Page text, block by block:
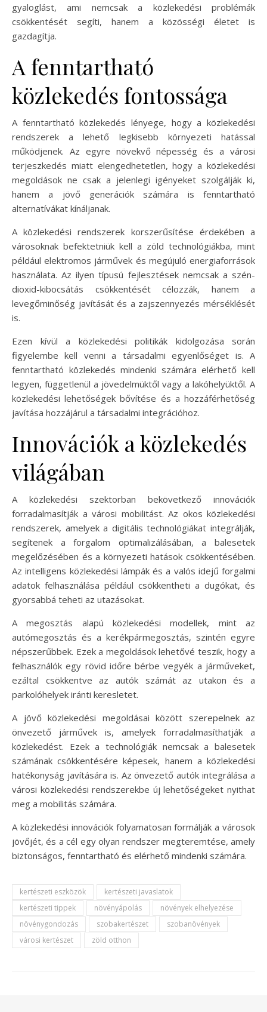
gyaloglást, ami nemcsak a közlekedési problémák
csökkentését segíti, hanem a közösségi életet is
gazdagítja.
A fenntartható
közlekedés fontossága
A fenntartható közlekedés lényege, hogy a közlekedési
rendszerek a lehető legkisebb környezeti hatással
működjenek. Az egyre növekvő népesség és a városi
terjeszkedés miatt elengedhetetlen, hogy a közlekedési
megoldások ne csak a jelenlegi igényeket szolgálják ki,
hanem a jövő generációk számára is fenntartható
alternatívákat kínáljanak.
A közlekedési rendszerek korszerűsítése érdekében a
városoknak befektetniük kell a zöld technológiákba, mint
például elektromos járművek és megújuló energiaforrások
használata. Az ilyen típusú fejlesztések nemcsak a szén-
dioxid-kibocsátás csökkentését célozzák, hanem a
levegőminőség javítását és a zajszennyezés mérséklését
is.
Ezen kívül a közlekedési politikák kidolgozása során
figyelembe kell venni a társadalmi egyenlőséget is. A
fenntartható közlekedés mindenki számára elérhető kell
legyen, függetlenül a jövedelmüktől vagy a lakóhelyüktől. A
közlekedési lehetőségek bővítése és a hozzáférhetőség
javítása hozzájárul a társadalmi integrációhoz.
Innovációk a közlekedés
világában
A közlekedési szektorban bekövetkező innovációk
forradalmasítják a városi mobilitást. Az okos közlekedési
rendszerek, amelyek a digitális technológiákat integrálják,
segítenek a forgalom optimalizálásában, a balesetek
megelőzésében és a környezeti hatások csökkentésében.
Az intelligens közlekedési lámpák és a valós idejű forgalmi
adatok felhasználása például csökkentheti a dugókat, és
gyorsabbá teheti az utazásokat.
A megosztás alapú közlekedési modellek, mint az
autómegosztás és a kerékpármegosztás, szintén egyre
népszerűbbek. Ezek a megoldások lehetővé teszik, hogy a
felhasználók egy rövid időre bérbe vegyék a járműveket,
ezáltal csökkentve az autók számát az utakon és a
parkolóhelyek iránti keresletet.
A jövő közlekedési megoldásai között szerepelnek az
önvezető járművek is, amelyek forradalmasíthatják a
közlekedést. Ezek a technológiák nemcsak a balesetek
számának csökkentésére képesek, hanem a közlekedési
hatékonyság javítására is. Az önvezető autók integrálása a
városi közlekedési rendszerekbe új lehetőségeket nyithat
meg a mobilitás számára.
A közlekedési innovációk folyamatosan formálják a városok
jövőjét, és a cél egy olyan rendszer megteremtése, amely
biztonságos, fenntartható és elérhető mindenki számára.
kertészeti eszközök
kertészeti javaslatok
kertészeti tippek
növényápolás
növények elhelyezése
növénygondozás
szobakertészet
szobanövények
városi kertészet
zöld otthon